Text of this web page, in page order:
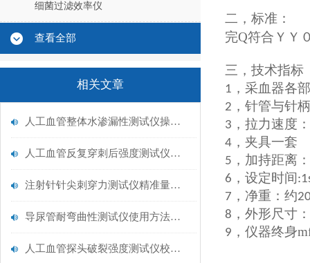
细菌过滤效率仪
查看全部
相关文章
人工血管整体水渗漏性测试仪操作中最容易出错的步骤
人工血管反复穿刺后强度测试仪是什么？透析患者的“生命管“质量靠它把关！
注射针针尖刺穿力测试仪精准量化针尖锋利度，构筑临床安全防线
导尿管耐弯曲性测试仪使用方法与操作规范
人工血管探头破裂强度测试仪校准规范：精准赋能医疗安全的技术基准
二， 标准：
完Q符合 ＹＹ
三， 技术指标
1 ，采血器各
2 ，针管与针
3 ，拉力速度：
4 ，夹具一套
5 ，加持距离：
6 ， 设定时间
7 ， 净重： 约
8 ， 外形尺寸：
9 ， 仪器终身